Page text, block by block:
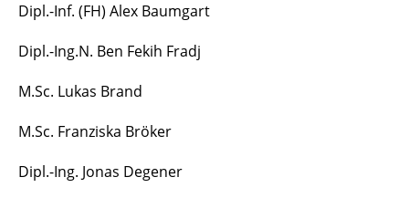
Dipl.-Inf. (FH) Alex Baumgart
Dipl.-Ing.N. Ben Fekih Fradj
M.Sc. Lukas Brand
M.Sc. Franziska Bröker
Dipl.-Ing. Jonas Degener